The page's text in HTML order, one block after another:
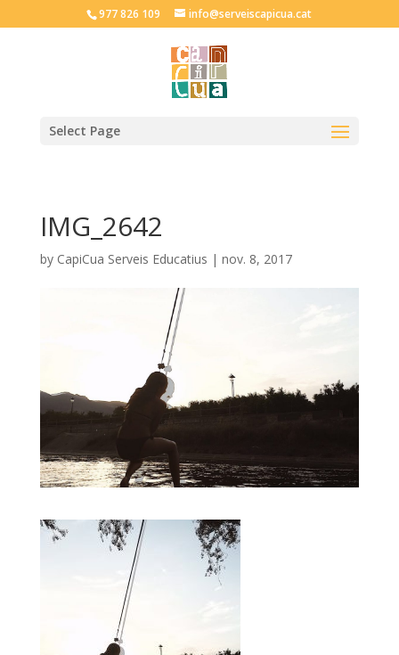
977 826 109 info@serveiscapicua.cat
Select Page
IMG_2642
by CapiCua Serveis Educatius | nov. 8, 2017